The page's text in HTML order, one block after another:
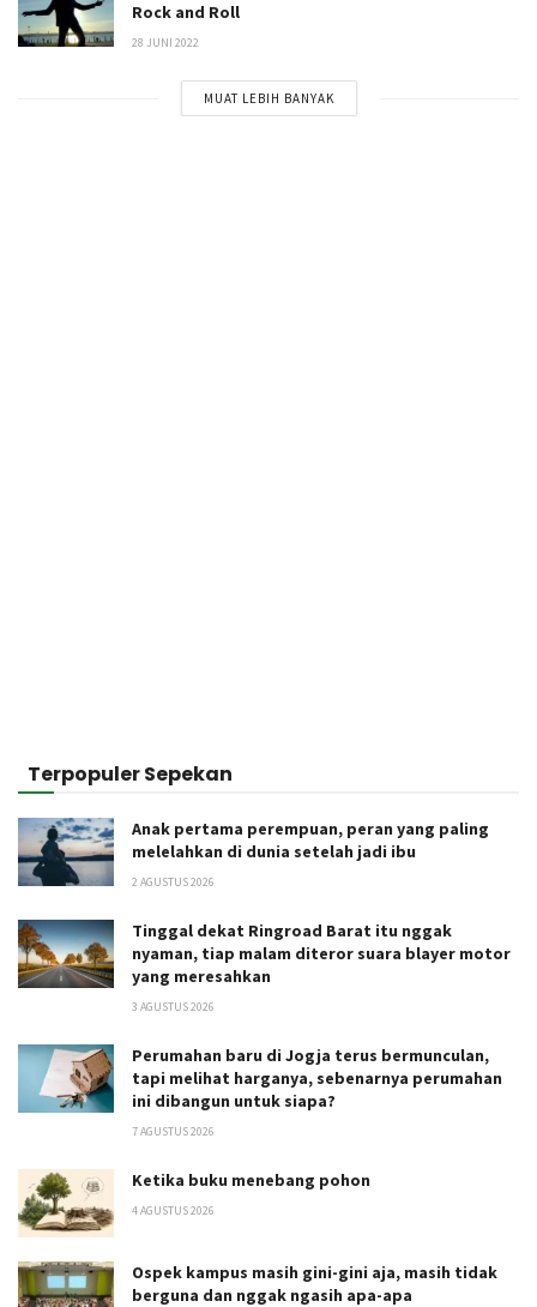
Rock and Roll
28 JUNI 2022
MUAT LEBIH BANYAK
Terpopuler Sepekan
Anak pertama perempuan, peran yang paling
melelahkan di dunia setelah jadi ibu
2 AGUSTUS 2026
Tinggal dekat Ringroad Barat itu nggak
nyaman, tiap malam diteror suara blayer motor
yang meresahkan
3 AGUSTUS 2026
Perumahan baru di Jogja terus bermunculan,
tapi melihat harganya, sebenarnya perumahan
ini dibangun untuk siapa?
7 AGUSTUS 2026
Ketika buku menebang pohon
4 AGUSTUS 2026
Ospek kampus masih gini-gini aja, masih tidak
berguna dan nggak ngasih apa-apa